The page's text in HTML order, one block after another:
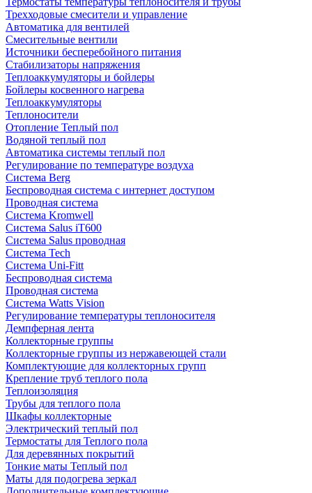
Трехходовые смесители и управление
Автоматика для вентилей
Смесительные вентили
Источники бесперебойного питания
Стабилизаторы напряжения
Теплоаккумуляторы и бойлеры
Бойлеры косвенного нагрева
Теплоаккумуляторы
Теплоносители
Отопление Теплый пол
Водяной теплый пол
Автоматика системы теплый пол
Регулирование по температуре воздуха
Система Berg
Беспроводная система с интернет доступом
Проводная система
Система Kromwell
Система Salus iT600
Система Salus проводная
Система Tech
Система Uni-Fitt
Беспроводная система
Проводная система
Система Watts Vision
Регулирование температуры теплоносителя
Демпферная лента
Коллекторные группы
Коллекторные группы из нержавеющей стали
Комплектующие для коллекторных групп
Крепление труб теплого пола
Теплоизоляция
Трубы для теплого пола
Шкафы коллекторные
Электрический теплый пол
Термостаты для Теплого пола
Для деревянных покрытий
Тонкие маты Теплый пол
Маты для подогрева зеркал